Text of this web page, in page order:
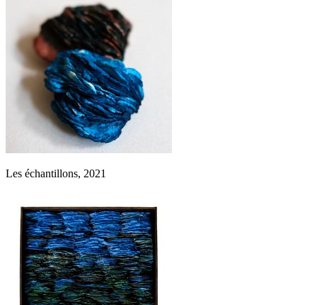
Les échantillons, 2021